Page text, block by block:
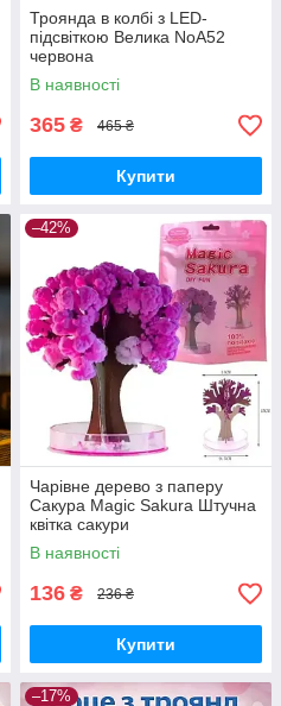
Троянда в колбі з LED-
підсвіткою Велика NoA52
червона
В наявності
365 ₴ 465 ₴
Купити
–42%
Чарівне дерево з паперу
Сакура Magic Sakura Штучна
квітка сакури
В наявності
136 ₴ 236 ₴
Купити
–17%